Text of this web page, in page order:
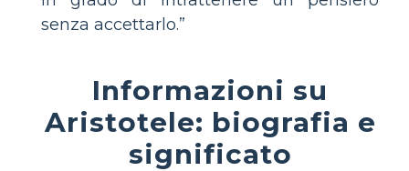
senza accettarlo.”
Informazioni su
Aristotele: biografia e
significato